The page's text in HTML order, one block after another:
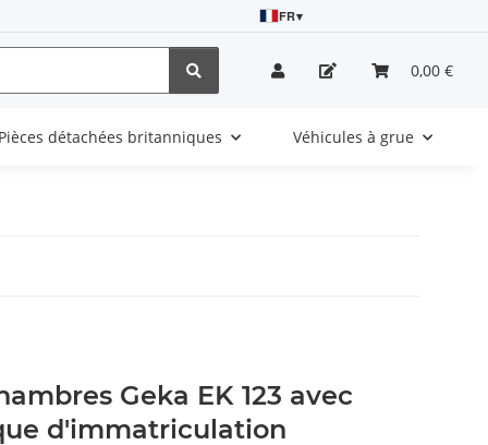
FR▾
0,00 €
Pièces détachées britanniques Véhicules à grue
Geka EK 123 avec
d'immatriculation